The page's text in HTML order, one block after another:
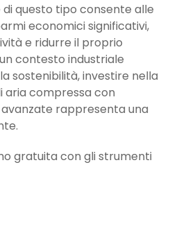
di questo tipo consente alle
economici significativi,
e ridurre il proprio
contesto industriale
sostenibilità, investire nella
aria compressa con
rappresenta una
gratuita con gli strumenti